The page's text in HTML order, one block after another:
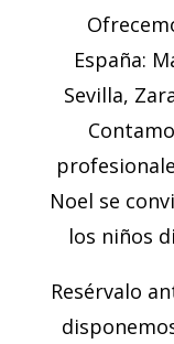
España:
Sevilla,
Noel se
los niños
Resérvalo